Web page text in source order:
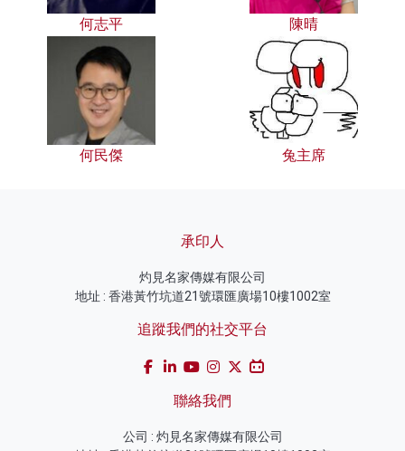
何志平 陳晴
何民傑 兔主席
承印人
灼見名家傳媒有限公司
地址 : 香港黃竹坑道21號環匯廣場10樓1002室
追蹤我們的社交平台
聯絡我們
公司 : 灼見名家傳媒有限公司